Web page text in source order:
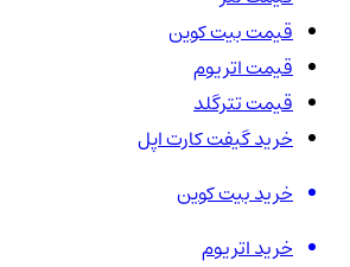
قیمت بیت کوین
قیمت اتریوم
قیمت تترگلد
خرید گیفت کارت اپل
خرید بیت کوین
خرید اتریوم